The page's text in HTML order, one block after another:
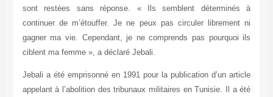
sont restées sans réponse. « Ils semblent déterminés à
continuer de m’étouffer. Je ne peux pas circuler librement ni
gagner ma vie. Cependant, je ne comprends pas pourquoi ils
ciblent ma femme », a déclaré Jebali.
Jebali a été emprisonné en 1991 pour la publication d’un article
appelant à l’abolition des tribunaux militaires en Tunisie. Il a été